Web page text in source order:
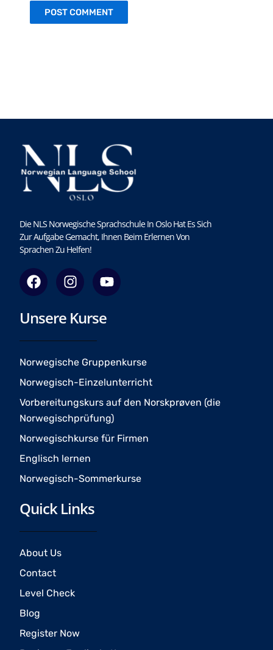
Die NLS Norwegische Sprachschule In Oslo Hat Es Sich
Zur Aufgabe Gemacht, Ihnen Beim Erlernen Von
Sprachen Zu Helfen!
F
a
e
o
o
I
n
t
g
r
m
Y
o
t
e
Unsere Kurse
Norwegische Gruppenkurse
Norwegisch-Einzelunterricht
Vorbereitungskurs auf den Norskprøven (die
Norwegischprüfung)
Norwegischkurse für Firmen
Englisch lernen
Norwegisch-Sommerkurse
Quick Links
About Us
Contact
Level Check
Blog
Register Now